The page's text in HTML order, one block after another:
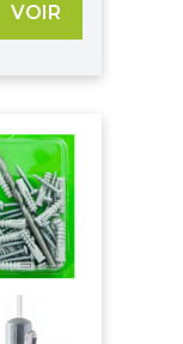
VOIR